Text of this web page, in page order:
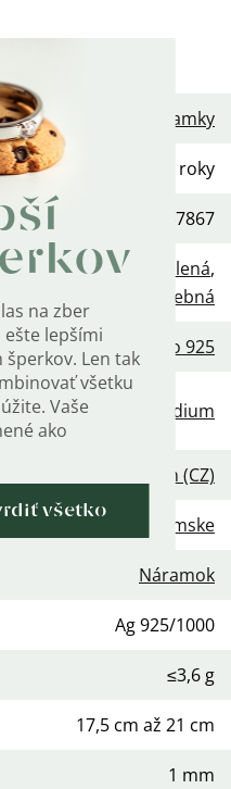
na zber
ešte lepšími
Len tak
všetku
Vaše
ako
všetko
strieborné náramky
2 roky
568754457867
, Ružová,Modrá Zelená,
Viacfarebná
Striebro 925
Rhodium
Zirkón (CZ)
Dámske
Náramok
Ag 925/1000
≤3,6 g
17,5 cm až 21 cm
1 mm